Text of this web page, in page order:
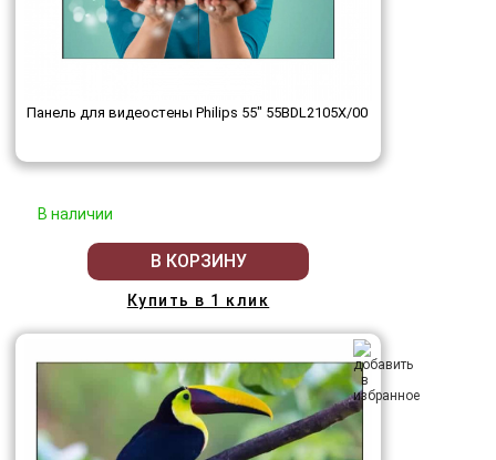
Панель для видеостены Philips 55" 55BDL2105X/00
В наличии
В КОРЗИНУ
Купить в 1 клик